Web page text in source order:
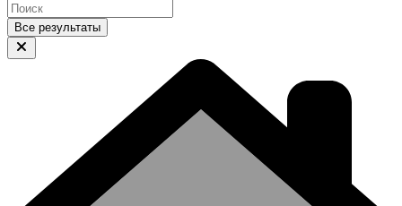
Все результаты